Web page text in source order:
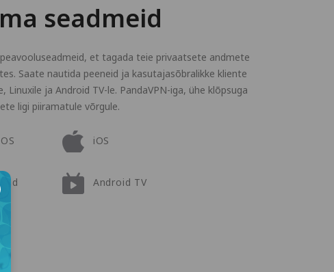
seadmeid
et tagada teie privaatsete andmete
Saate nautida peeneid ja kasutajasõbralikke kliente
Linuxile ja Android TV-le. PandaVPN-iga, ühe klõpsuga
ligi piiramatule võrgule.
iOS
Android TV